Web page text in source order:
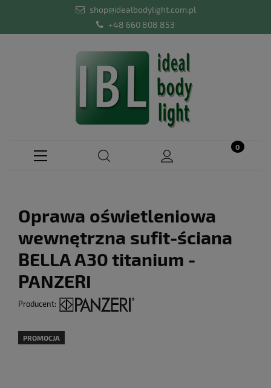
shop@idealbodylight.com.pl
+48 660 808 853
Oprawa oświetleniowa
wewnętrzna sufit-ściana
BELLA A30 titanium -
PANZERI
Producent:
PROMOCJA